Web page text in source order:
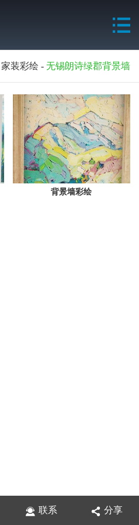
家装彩绘 - 无锡朗诗绿郡背景墙
背景墙彩绘
联系 分享